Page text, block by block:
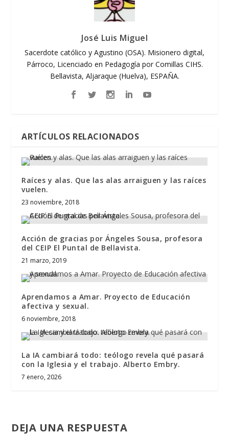
José Luis Miguel
Sacerdote católico y Agustino (OSA). Misionero digital,
Párroco, Licenciado en Pedagogía por Comillas CIHS.
Bellavista, Aljaraque (Huelva), ESPAÑA.
ARTÍCULOS RELACIONADOS
Raíces y alas. Que las alas arraiguen y las raíces
vuelen.
23 noviembre, 2018
Acción de gracias por Ángeles Sousa, profesora
del CEIP El Puntal de Bellavista.
21 marzo, 2019
Aprendamos a Amar. Proyecto de Educación
afectiva y sexual.
6 noviembre, 2018
La IA cambiará todo: teólogo revela qué pasará
con la Iglesia y el trabajo. Alberto Embry.
7 enero, 2026
DEJA UNA RESPUESTA